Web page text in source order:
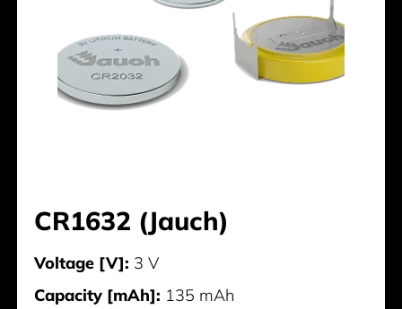
CR1632 (Jauch)
Voltage [V]: 3 V
Capacity [mAh]: 135 mAh